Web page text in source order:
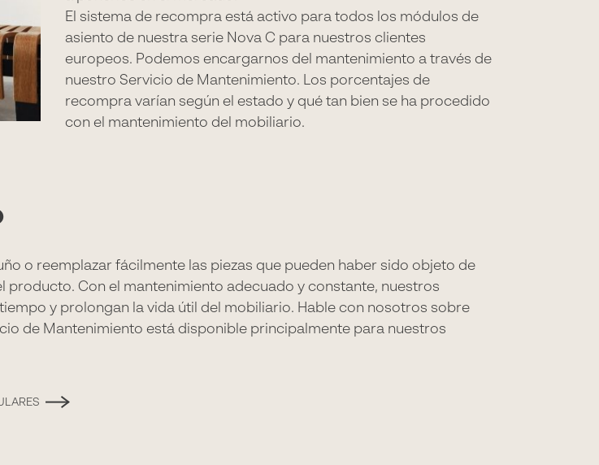
El sistema de recompra está activo para todos los módulos de
asiento de nuestra serie Nova C para nuestros clientes
europeos. Podemos encargarnos del mantenimiento a través de
nuestro Servicio de Mantenimiento. Los porcentajes de
recompra varían según el estado y qué tan bien se ha procedido
con el mantenimiento del mobiliario.
o reemplazar fácilmente las piezas que pueden haber sido objeto de
Con el mantenimiento adecuado y constante, nuestros
y prolongan la vida útil del mobiliario. Hable con nosotros sobre
de Mantenimiento está disponible principalmente para nuestros